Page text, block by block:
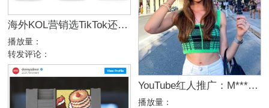
海外KOL营销选TikTok还是Instagram？先问自己这5个问题。
播放量：
转发评论：
YouTube红人推广：M***T｜法国 生活
播放量：